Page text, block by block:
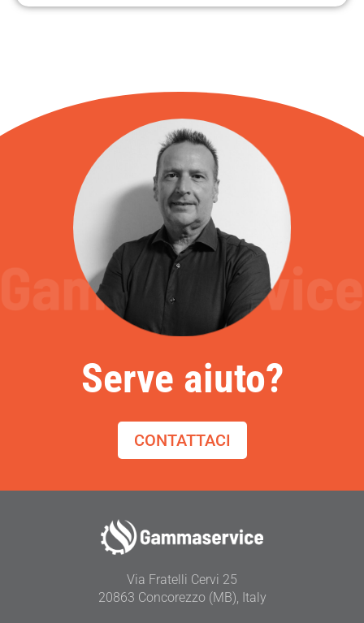
Serve aiuto?
CONTATTACI
Via Fratelli Cervi 25
20863 Concorezzo (MB), Italy